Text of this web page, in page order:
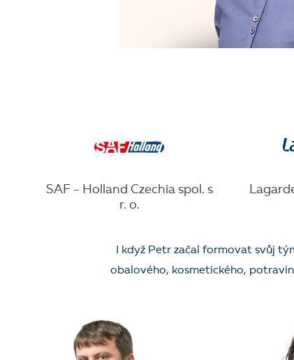
SAF - Holland Czechia spol. s
r. o.
I když Petr začal formovat svůj
obalového, kosmetického,